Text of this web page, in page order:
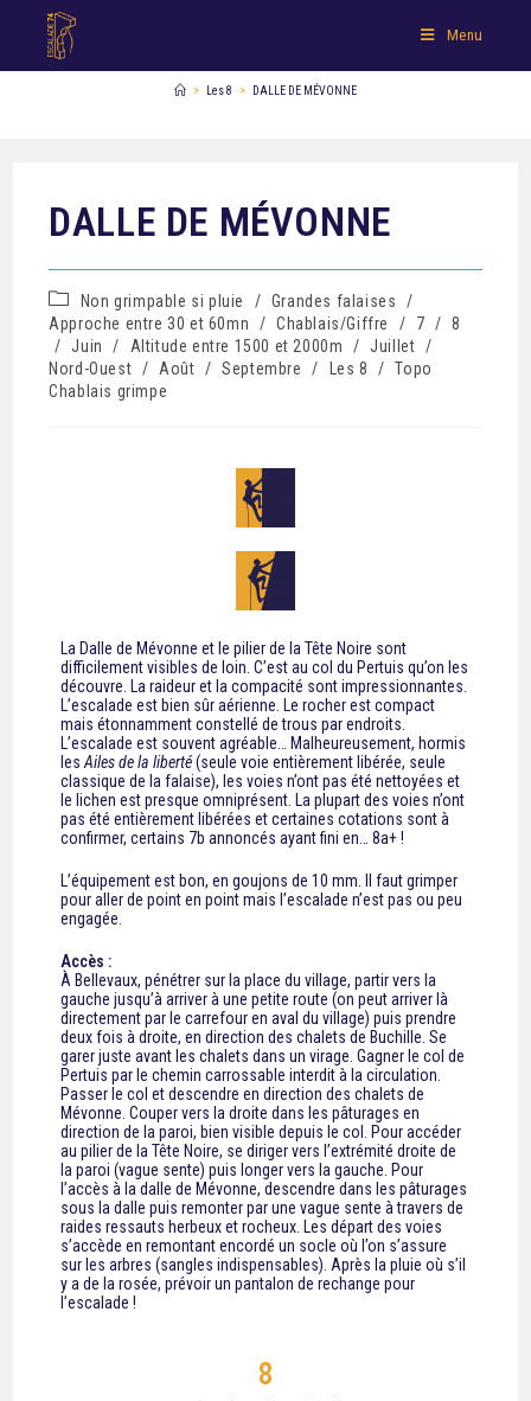
Menu
> Les 8 > DALLE DE MÉVONNE
DALLE DE MÉVONNE
Non grimpable si pluie / Grandes falaises
/
Approche entre 30 et 60mn
/ Chablais/Giffre / 7 / 8
/ Juin / Altitude entre 1500 et 2000m / Juillet /
Nord-Ouest / Août / Septembre / Les 8 / Topo
Chablais grimpe
La Dalle de Mévonne et le pilier de la Tête Noire sont
difficilement visibles de loin. C’est au col du Pertuis qu’on les
découvre. La raideur et la compacité sont impressionnantes.
L’escalade est bien sûr aérienne. Le rocher est compact
mais étonnamment constellé de trous par endroits.
L’escalade est souvent agréable… Malheureusement, hormis
lesAiles de la liberté(seule voie entièrement libérée, seule
classique de la falaise), les voies n’ont pas été nettoyées et
le lichen est presque omniprésent. La plupart des voies n’ont
pas été entièrement libérées et certaines cotations sont à
confirmer, certains 7b annoncés ayant fini en… 8a+ !
L’équipement est bon, en goujons de 10 mm. Il faut grimper
pour aller de point en point mais l’escalade n’est pas ou peu
engagée.
Accès :
À Bellevaux, pénétrer sur la place du village, partir vers la
gauche jusqu’à arriver à une petite route (on peut arriver là
directement par le carrefour en aval du village) puis prendre
deux fois à droite, en direction des chalets de Buchille. Se
garer juste avant les chalets dans un virage. Gagner le col de
Pertuis par le chemin carrossable interdit à la circulation.
Passer le col et descendre en direction des chalets de
Mévonne. Couper vers la droite dans les pâturages en
direction de la paroi, bien visible depuis le col. Pour accéder
au pilier de la Tête Noire, se diriger vers l’extrémité droite de
la paroi (vague sente) puis longer vers la gauche. Pour
l’accès à la dalle de Mévonne, descendre dans les pâturages
sous la dalle puis remonter par une vague sente à travers de
raides ressauts herbeux et rocheux. Les départ des voies
s’accède en remontant encordé un socle où l’on s’assure
sur les arbres (sangles indispensables). Après la pluie où s’il
y a de la rosée, prévoir un pantalon de rechange pour
l’escalade !
8